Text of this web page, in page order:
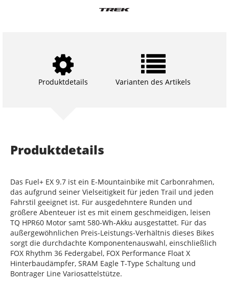
Produktdetails Varianten des Artikels
Produktdetails
Das Fuel+ EX 9.7 ist ein E-Mountainbike mit Carbonrahmen,
das aufgrund seiner Vielseitigkeit für jeden Trail und jeden
Fahrstil geeignet ist. Für ausgedehntere Runden und
größere Abenteuer ist es mit einem geschmeidigen, leisen
TQ HPR60 Motor samt 580-Wh-Akku ausgestattet. Für das
außergewöhnlichen Preis-Leistungs-Verhältnis dieses Bikes
sorgt die durchdachte Komponentenauswahl, einschließlich
FOX Rhythm 36 Federgabel, FOX Performance Float X
Hinterbaudämpfer, SRAM Eagle T-Type Schaltung und
Bontrager Line Variosattelstütze.